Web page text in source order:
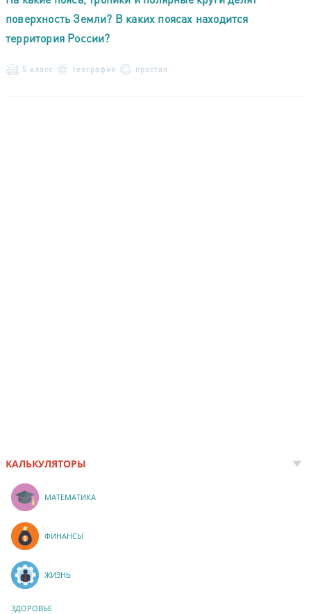
поверхность Земли? В каких поясах находится
территория России?
5 класс география простая
КАЛЬКУЛЯТОРЫ
МАТЕМАТИКА
ФИНАНСЫ
ЖИЗНЬ
ЗДОРОВЬЕ